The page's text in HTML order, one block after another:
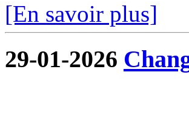
[En savoir plus]
29-01-2026